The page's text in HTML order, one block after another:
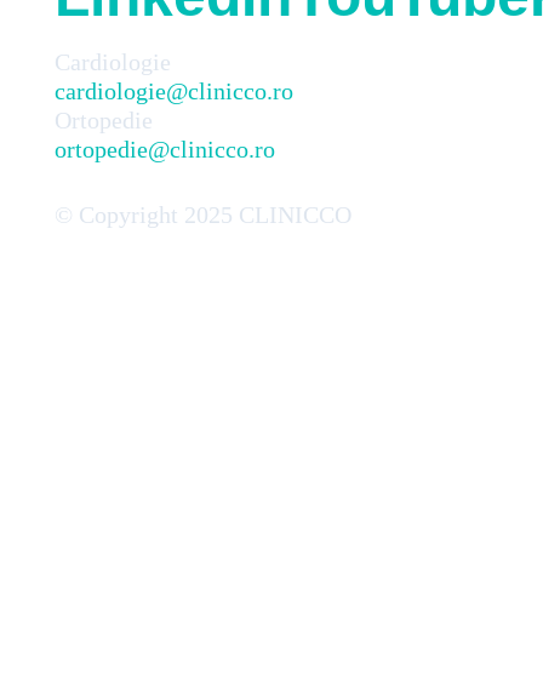
Cardiologie
cardiologie@clinicco.ro
Ortopedie
ortopedie@clinicco.ro
© Copyright 2025 CLINICCO